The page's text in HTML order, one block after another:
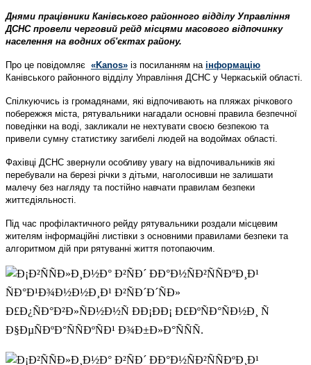
Днями працівники Канівського районного відділу Управління
ДСНС провели черговий рейд місцями масового відпочинку
населення на водних об'єктах району.
Про це повідомляє «Kanos» із посиланням на інформацію
Канівського районного відділу Управління ДСНС у Черкаській області.
Спілкуючись із громадянами, які відпочивають на пляжах річкового
побережжя міста, рятувальники нагадали основні правила безпечної
поведінки на воді, закликали не нехтувати своєю безпекою та
привели сумну статистику загибелі людей на водоймах області.
Фахівці ДСНС звернули особливу увагу на відпочивальників які
перебували на березі річки з дітьми, наголосивши не залишати
малечу без нагляду та постійно навчати правилам безпеки
життєдіяльності.
Під час профілактичного рейду рятувальники роздали місцевим
жителям інформаційні листівки з основними правилами безпеки та
алгоритмом дій при рятуванні життя потопаючим.